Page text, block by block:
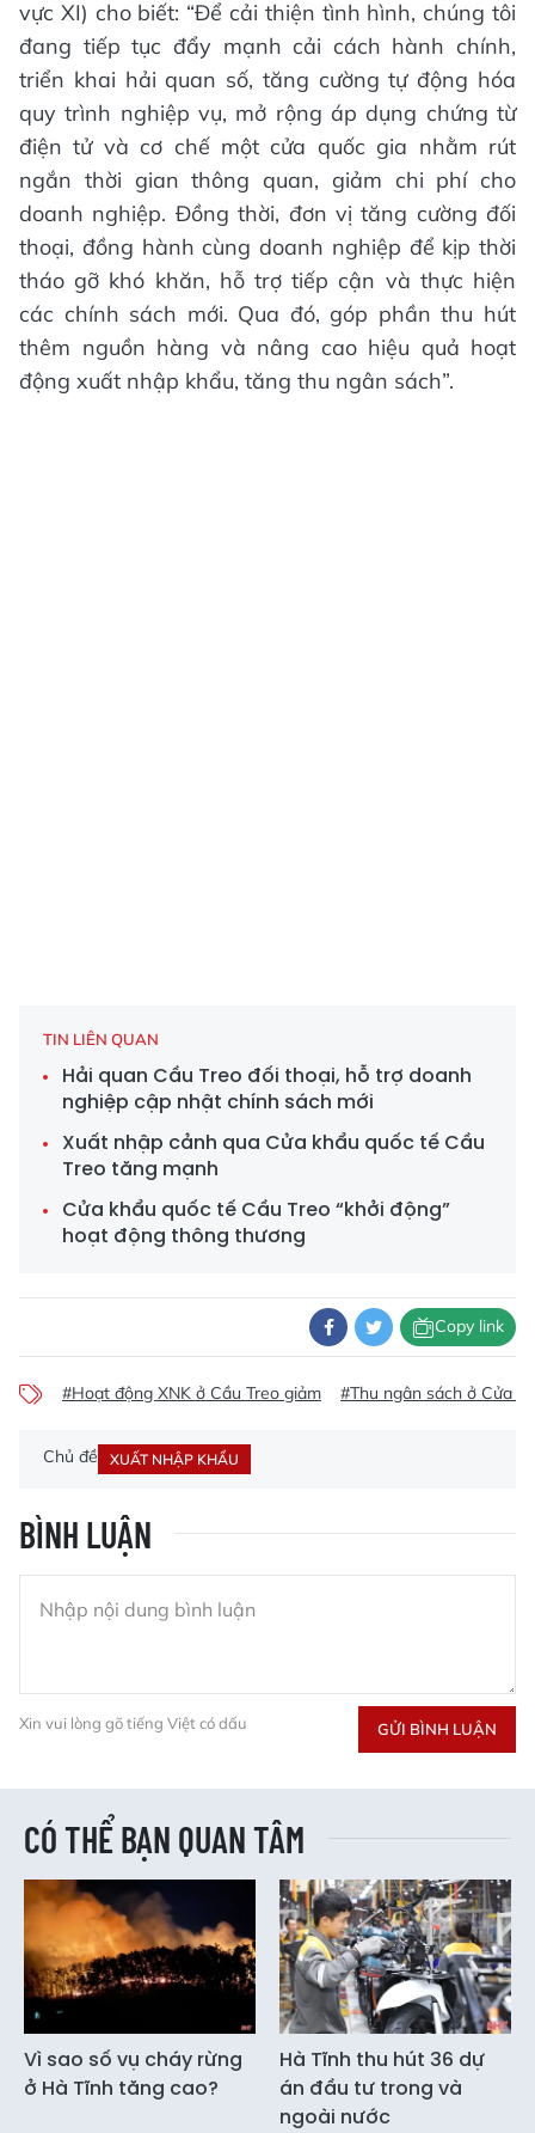
vực XI) cho biết: “Để cải thiện tình hình, chúng tôi
đang tiếp tục đẩy mạnh cải cách hành chính,
triển khai hải quan số, tăng cường tự động hóa
quy trình nghiệp vụ, mở rộng áp dụng chứng từ
điện tử và cơ chế một cửa quốc gia nhằm rút
ngắn thời gian thông quan, giảm chi phí cho
doanh nghiệp. Đồng thời, đơn vị tăng cường đối
thoại, đồng hành cùng doanh nghiệp để kịp thời
tháo gỡ khó khăn, hỗ trợ tiếp cận và thực hiện
các chính sách mới. Qua đó, góp phần thu hút
thêm nguồn hàng và nâng cao hiệu quả hoạt
động xuất nhập khẩu, tăng thu ngân sách”.
TIN LIÊN QUAN
Hải quan Cầu Treo đối thoại, hỗ trợ doanh
nghiệp cập nhật chính sách mới
Xuất nhập cảnh qua Cửa khẩu quốc tế Cầu
Treo tăng mạnh
Cửa khẩu quốc tế Cầu Treo “khởi động”
hoạt động thông thương
Copy link
#Hoạt động XNK ở Cầu Treo giảm #Thu ngân sách ở Cửa
Chủ đề XUẤT NHẬP KHẨU
BÌNH LUẬN
Xin vui lòng gõ tiếng Việt có dấu GỬI BÌNH LUẬN
CÓ THỂ BẠN QUAN TÂM
Vì sao số vụ cháy rừng
ở Hà Tĩnh tăng cao?
Hà Tĩnh thu hút 36 dự
án đầu tư trong và
ngoài nước